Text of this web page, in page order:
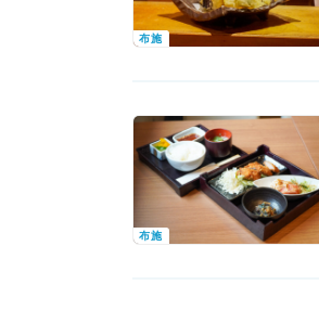
布施
布施